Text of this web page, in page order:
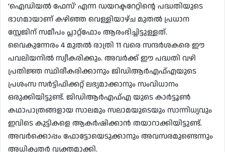
‘ഐഡിയല്‍ ഫേസ്’ എന്ന ഡയറക്ടറേറ്റിന്റെ പദ്ധതിയുടെ
ഭാഗമായാണ് കഴിഞ്ഞ വെള്ളിയാഴ്ച മുതല്‍ പ്രധാന
സ്റ്റേജിന് സമീപം പ്ലാറ്റ്‌ഫോം ആരംഭിച്ചിട്ടുള്ളത്.
വൈകുന്നേരം 4 മുതല്‍ രാത്രി 11 വരെ സന്ദര്‍ശകരെ ഈ
പവലിയനില്‍ സ്വീകരിക്കും. അവര്‍ക്ക് ഈ പദ്ധതി വഴി
പ്രതിജ്ഞ സ്ഥിരീകരിക്കാനും ജിഡിആര്‍എഫ്എയുടെ
പ്രശംസ സര്‍ട്ടിഫിക്കറ്റ് ലഭ്യമാക്കാനും സംവിധാനം
ഒരുക്കിയിട്ടുണ്ട്. ജിഡിആര്‍എഫ്എ യുടെ കാര്‍ട്ടൂണ്‍
കഥാപാത്രങ്ങളായ സാലമും സലാമയുടെയും സാന്നിധ്യവും
ഇവിടെ കുട്ടികളെ ആകര്‍ഷിക്കാന്‍ തയാറാക്കിയിട്ടുണ്ട്.
അവര്‍ക്കൊപ്പം ഫോട്ടോയെടുക്കാനും അവസരമുണ്ടെന്നും
അധികൃതര്‍ വ്യക്തമാക്കി.